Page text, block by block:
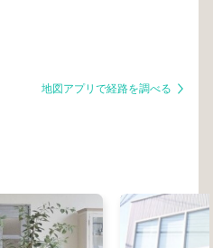
地図アプリで経路を調べる